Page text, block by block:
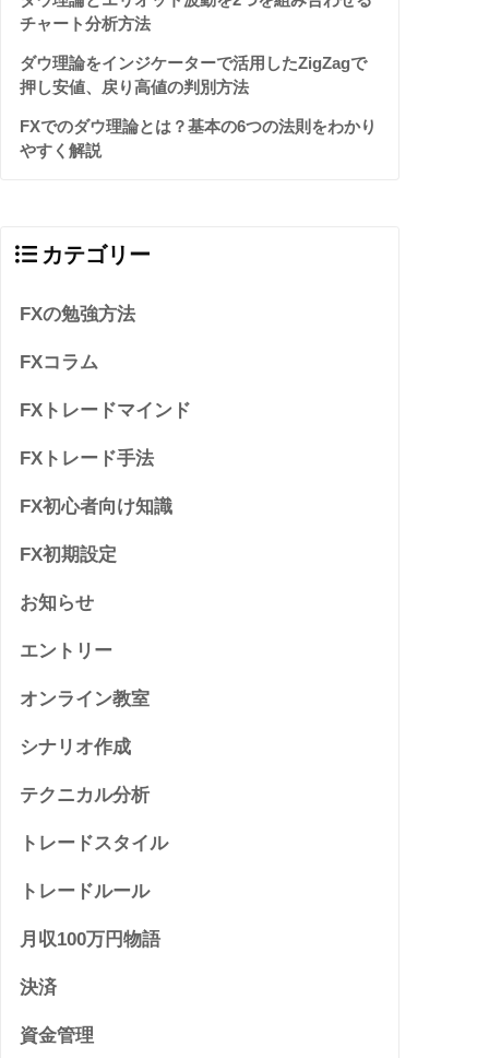
チャート分析方法
ダウ理論をインジケーターで活用したZigZagで
押し安値、戻り高値の判別方法
FXでのダウ理論とは？基本の6つの法則をわかり
やすく解説
カテゴリー
FXの勉強方法
FXコラム
FXトレードマインド
FXトレード手法
FX初心者向け知識
FX初期設定
お知らせ
エントリー
オンライン教室
シナリオ作成
テクニカル分析
トレードスタイル
トレードルール
月収100万円物語
決済
資金管理